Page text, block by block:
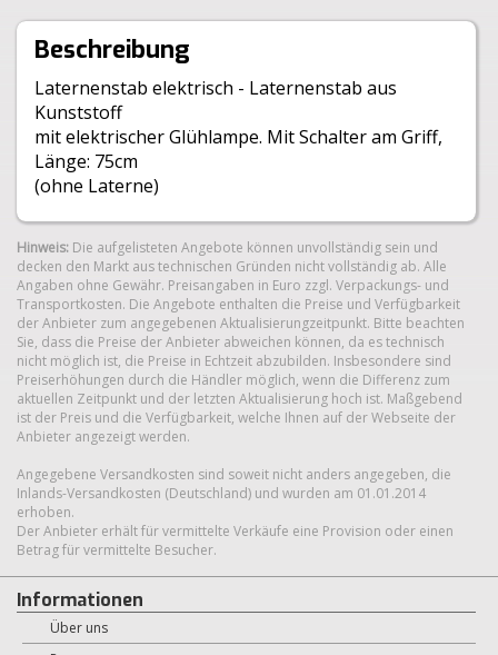
Beschreibung
Laternenstab elektrisch - Laternenstab aus
Kunststoff
mit elektrischer Glühlampe. Mit Schalter am Griff,
Länge: 75cm
(ohne Laterne)
Hinweis: Die aufgelisteten Angebote können unvollständig sein und
decken den Markt aus technischen Gründen nicht vollständig ab. Alle
Angaben ohne Gewähr. Preisangaben in Euro zzgl. Verpackungs- und
Transportkosten. Die Angebote enthalten die Preise und Verfügbarkeit
der Anbieter zum angegebenen Aktualisierungzeitpunkt. Bitte beachten
Sie, dass die Preise der Anbieter abweichen können, da es technisch
nicht möglich ist, die Preise in Echtzeit abzubilden. Insbesondere sind
Preiserhöhungen durch die Händler möglich, wenn die Differenz zum
aktuellen Zeitpunkt und der letzten Aktualisierung hoch ist. Maßgebend
ist der Preis und die Verfügbarkeit, welche Ihnen auf der Webseite der
Anbieter angezeigt werden.
Angegebene Versandkosten sind soweit nicht anders angegeben, die
Inlands-Versandkosten (Deutschland) und wurden am 01.01.2014
erhoben.
Der Anbieter erhält für vermittelte Verkäufe eine Provision oder einen
Betrag für vermittelte Besucher.
Informationen
Über uns